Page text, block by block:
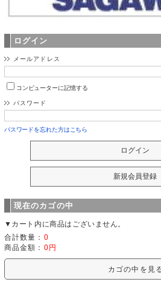
ログイン
メールアドレス
コンピューターに記憶する
パスワード
パスワードを忘れた方はこちら
現在のカゴの中
▼カート内に商品はございません。
合計数量： 0
商品金額： 0円
カゴの中を見